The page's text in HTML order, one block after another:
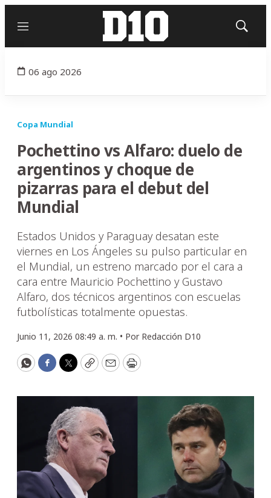
Menú
Mostrar
06 ago 2026
Copa Mundial
Pochettino vs Alfaro: duelo de
argentinos y choque de
pizarras para el debut del
Mundial
Estados Unidos y Paraguay desatan este
viernes en Los Ángeles su pulso particular en
el Mundial, un estreno marcado por el cara a
cara entre Mauricio Pochettino y Gustavo
Alfaro, dos técnicos argentinos con escuelas
futbolísticas totalmente opuestas.
Junio 11, 2026 08:49 a. m. • Por Redacción D10
WhatsApp
Facebook
Twitter
CopyEmailPrint